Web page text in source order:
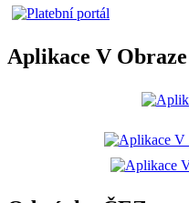
Aplikace V Obraze